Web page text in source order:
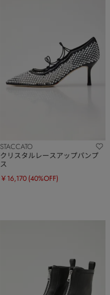
STACCATO
クリスタルレースアップパンプ
ス
￥16,170 (40%OFF)